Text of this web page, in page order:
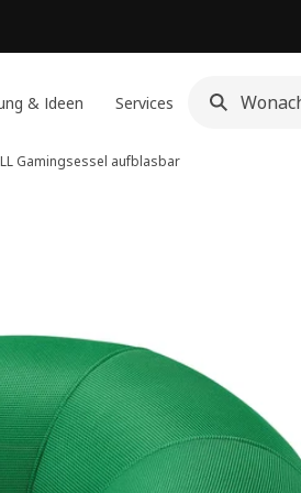
& Ideen Services
Gamingsessel aufblasbar